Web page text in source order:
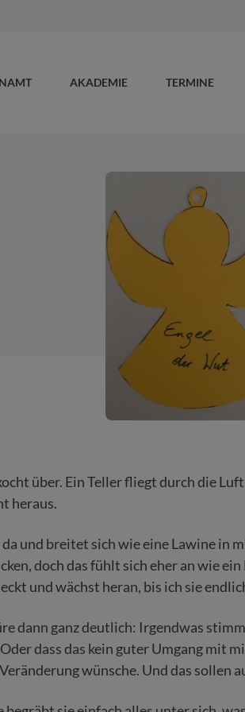
AKADEMIE TERMINE
über. Ein Teller fliegt durch die
heraus.
und breitet sich wie eine Lawine in
doch das fühlt sich eher an wie
und wächst heran, bis ich sie
dann ganz deutlich: Irgendwas
dass das kein guter Umgang mit
wünsche. Und das sollen